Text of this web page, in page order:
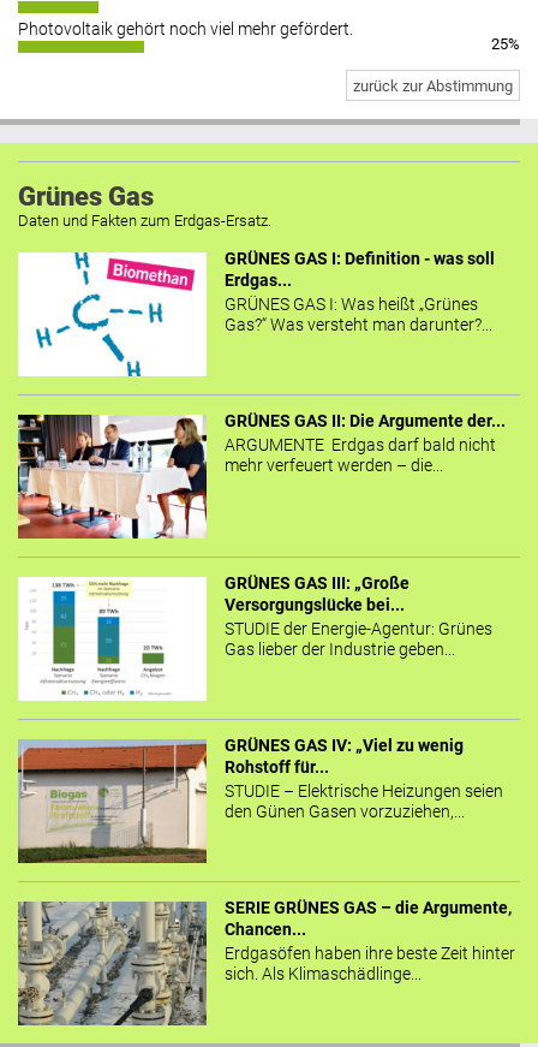
Photovoltaik gehört noch viel mehr gefördert.
25%
zurück zur Abstimmung
Grünes Gas
Daten und Fakten zum Erdgas-Ersatz.
GRÜNES GAS I: Definition - was soll
Erdgas...
GRÜNES GAS I: Was heißt „Grünes
Gas?“ Was versteht man darunter?...
GRÜNES GAS II: Die Argumente der...
ARGUMENTE Erdgas darf bald nicht
mehr verfeuert werden – die...
GRÜNES GAS III: „Große
Versorgungslücke bei...
STUDIE der Energie-Agentur: Grünes
Gas lieber der Industrie geben...
GRÜNES GAS IV: „Viel zu wenig
Rohstoff für...
STUDIE – Elektrische Heizungen seien
den Günen Gasen vorzuziehen,...
SERIE GRÜNES GAS – die Argumente,
Chancen...
Erdgasöfen haben ihre beste Zeit hinter
sich. Als Klimaschädlinge...